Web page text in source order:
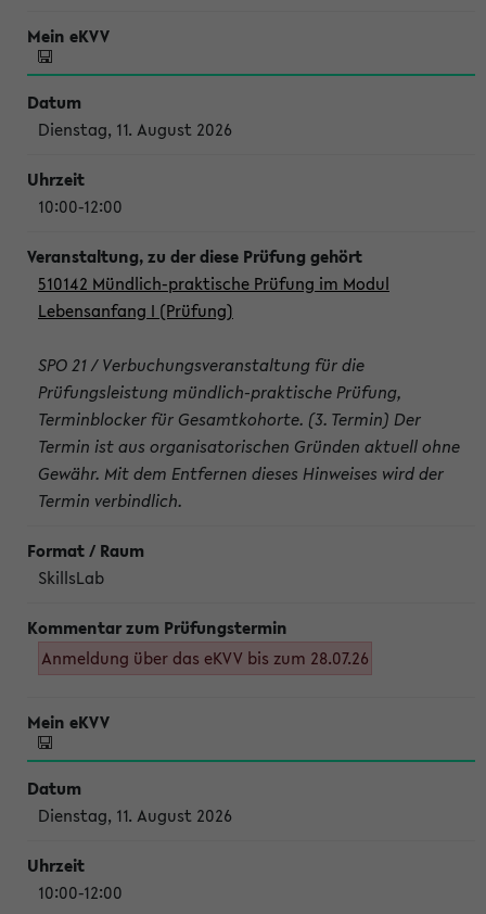
Dienstag, 11. August 2026
10:00-12:00
510142 Mündlich-praktische Prüfung im Modul
Lebensanfang I (Prüfung)
SPO 21 / Verbuchungsveranstaltung für die
Prüfungsleistung mündlich-praktische Prüfung,
Terminblocker für Gesamtkohorte. (3. Termin) Der
Termin ist aus organisatorischen Gründen aktuell ohne
Gewähr. Mit dem Entfernen dieses Hinweises wird der
Termin verbindlich.
SkillsLab
Anmeldung über das eKVV bis zum 28.07.26
Dienstag, 11. August 2026
10:00-12:00